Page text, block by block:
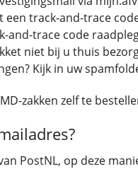
een track-and-trace
and-trace code
niet bij u thuis
Kijk in uw
zakken zelf te
PostNL, op deze